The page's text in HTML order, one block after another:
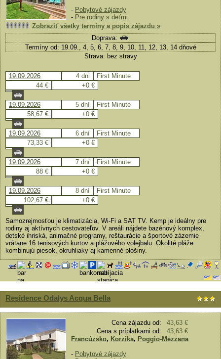
- Pobytové zájazdy
- Pre rodiny s deťmi
Zobraziť všetky termíny a popis zájazdu »
Doprava:
Termíny od: 19.09., 4, 5, 6, 7, 8, 9, 10, 11, 12, 13, 14 dňové
Strava: bez stravy
19.09.2026 4 dni
First Minute
44 €
+0 €
19.09.2026 5 dní
First Minute
58,67 €
+0 €
19.09.2026 6 dní
First Minute
73,33 €
+0 €
19.09.2026 7 dní
First Minute
88 €
+0 €
19.09.2026 8 dní
First Minute
102,67 €
+0 €
Samozrejmosťou je klimatizácia, Wi-Fi a SAT TV. Kemp je ideálny pre
rodiny aj aktívnych cestovateľov. V areáli nájdete bazénový komplex,
detské ihriská, animačné programy, reštaurácie a športové zázemie
vrátane 16 tenisových kurtov a plážového volejbalu. Okolité pláže
kombinujú piesok, okruhliaky aj kamenné plošiny.
Residence Odalys Acqua Bella
Cena zájazdu od:
43,63 €
Cena s príplatkami od:
43,63 €
Francúzsko, Korzika, Poggio-Mezzana
- Pobytové zájazdy